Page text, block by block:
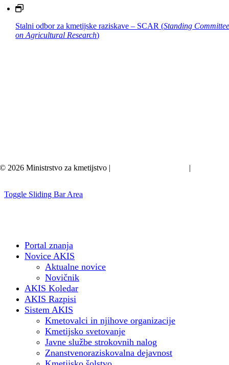
Stalni odbor za kmetijske raziskave – SCAR (Standing
on Agricultural Research)
© 2026 Ministrstvo za kmetijstvo | |
Toggle Sliding Bar Area
Portal znanja
Novice AKIS
Aktualne novice
Novičnik
AKIS Koledar
AKIS Razpisi
Sistem AKIS
Kmetovalci in njihove organizacije
Kmetijsko svetovanje
Javne službe strokovnih nalog
Znanstvenoraziskovalna dejavnost